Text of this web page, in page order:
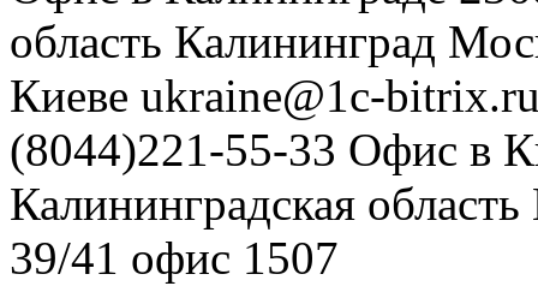
область Калининград
Киеве ukraine@1c-
(8044)221-55-33 Офис в
Калининградская область
39/41 офис 1507